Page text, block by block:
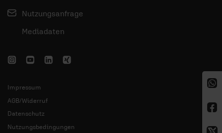
Nutzungsanfrage
Mediadaten
Impressum
AGB/Widerruf
Datenschutz
Nutzungsbedingungen